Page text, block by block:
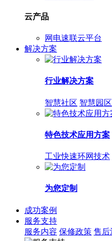
云产品
网电速联云平台
解决方案
行业解决方案
智慧社区 智慧园区
特色技术应用方案
工业快速环网技术
为您定制
成功案例
服务支持
服务内容 保修政策 售后